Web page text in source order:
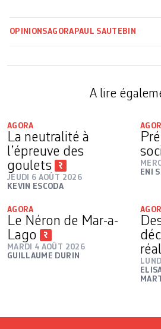
OPINIONSAGORA PAUL SAUTEBIN
A lire
AGORA
La neutralité à
l’épreuve des
goulets
JEUDI 6 AOÛT 2026
KEVIN ESCODA
ENI
AGORA
Le Néron de Mar-a-
Lago
MARDI 4 AOÛT 2026
GUILLAUME DURIN